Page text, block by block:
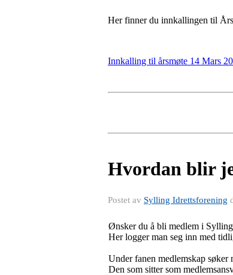
Her finner du innkallingen til
Innkalling til årsmøte 14 Mars
Hvordan blir
Postet av Sylling Idrettsforening
Ønsker du å bli medlem i
Her logger man seg inn med
Under fanen medlemskap
Den som sitter som